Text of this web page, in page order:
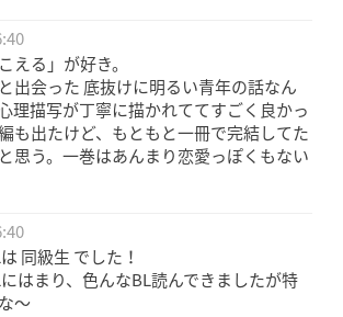
える」が好き。
出会った 底抜けに明るい青年の話なん
理描写が丁寧に描かれててすごく良かっ
も出たけど、もともと一冊で完結してた
思う。一巻はあんまり恋愛っぽくもない
同級生 でした！
はまり、色んなBL読んできましたが特
〜